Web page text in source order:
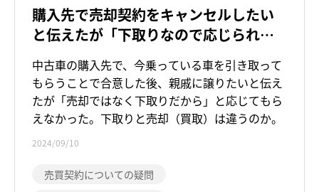
購入先で売却契約をキャンセルしたい
と伝えたが「下取りなので応じられな
い」と言われた。下取りと売却（買
取）は違うのですか。
中古車の購入先で、今乗っている車を引き取って
もらうことで合意した後、親戚に譲りたいと伝え
たが「売却ではなく下取りだから」と応じてもら
えなかった。下取りと売却（買取）は違うのか。
2024/09/10
売買契約についての疑問